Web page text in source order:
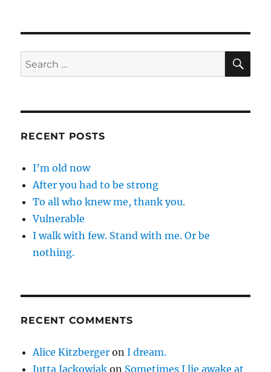
Search
for:
RECENT POSTS
I’m old now
After you had to be strong
To all who knew me, thank you.
Vulnerable
I walk with few. Stand with me. Or be
nothing.
RECENT COMMENTS
Alice Kitzberger onI dream.
Jutta Jackowiak on Sometimes I lie awake at